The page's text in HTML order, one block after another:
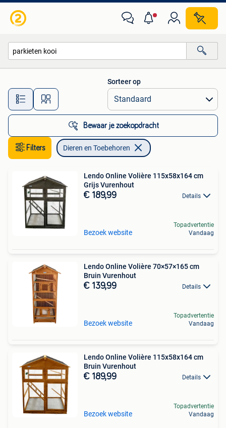
Alle afstanden…
Sorteer op
Bewaar je zoekopdracht
Filters Dieren en Toebehoren
Lendo Online Volière 115x58x164 cm
Grijs Vurenhout
€ 189,99 Details
Bezoek website
Topadvertentie
Vandaag
Lendo Online Volière 70×57×165 cm
Bruin Vurenhout
€ 139,99 Details
Bezoek website
Topadvertentie
Vandaag
Lendo Online Volière 115x58x164 cm
Bruin Vurenhout
€ 189,99 Details
Bezoek website
Topadvertentie
Vandaag